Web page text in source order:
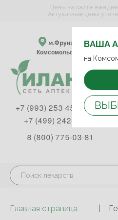
м.Фрунзенская
Комсомольский пр-т, д. 47
ВАША
на
Цены на сайте
Актуальные цены
+7 (993) 253 45 93
+7 (499) 242-90-85
8 (800) 775-03-81
Главная страница